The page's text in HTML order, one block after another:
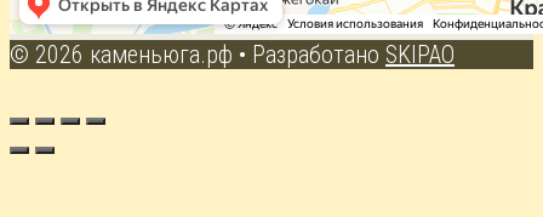
© 2026 каменьюга.рф • Разработано SKIPAO